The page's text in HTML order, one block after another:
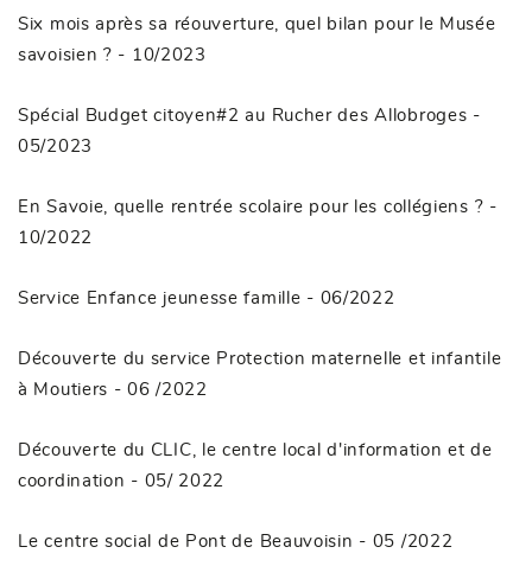
Six mois après sa réouverture, quel bilan pour le Musée
savoisien ? - 10/2023
Spécial Budget citoyen#2 au Rucher des Allobroges -
05/2023
En Savoie, quelle rentrée scolaire pour les collégiens ? -
10/2022
Service Enfance jeunesse famille - 06/2022
Découverte du service Protection maternelle et infantile
à Moutiers - 06 /2022
Découverte du CLIC, le centre local d'information et de
coordination - 05/ 2022
Le centre social de Pont de Beauvoisin - 05 /2022